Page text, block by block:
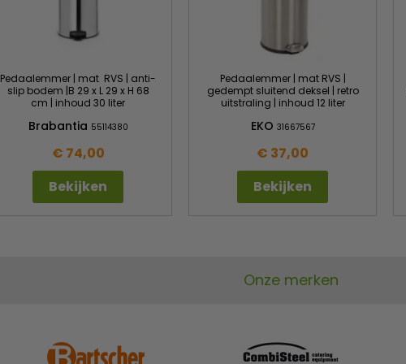
Pedaalemmer | mat RVS | anti-
slip bodem |B 29 x L 29 x H 68
cm | inhoud 30 liter
Brabantia 55114380
€ 74,00
Bekijken
Pedaalemmer | mat RVS |
gedempt sluitend deksel | retro
uitstraling | inhoud 12 liter
EKO 31667567
€ 37,00
Bekijken
Onze merken